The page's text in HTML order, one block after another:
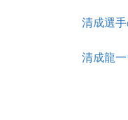
清成選
清成龍